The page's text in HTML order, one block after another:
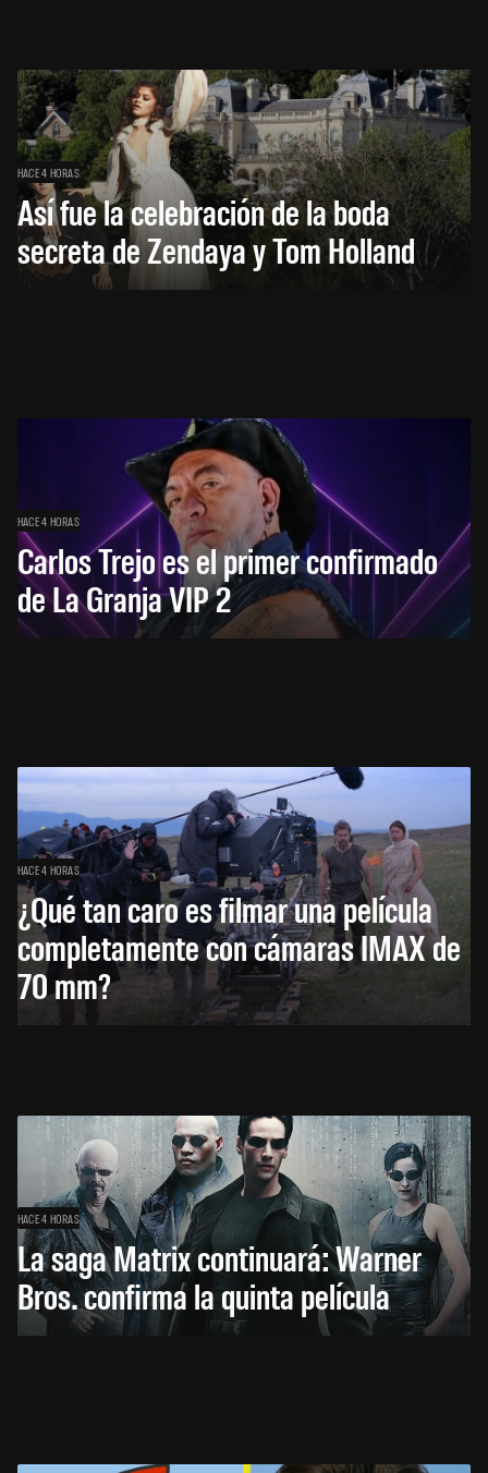
HACE 4 HORAS
Así fue la celebración de la boda
secreta de Zendaya y Tom Holland
HACE 4 HORAS
Carlos Trejo es el primer confirmado
de La Granja VIP 2
HACE 4 HORAS
¿Qué tan caro es filmar una película
completamente con cámaras IMAX de
70 mm?
HACE 4 HORAS
La saga Matrix continuará: Warner
Bros. confirma la quinta película